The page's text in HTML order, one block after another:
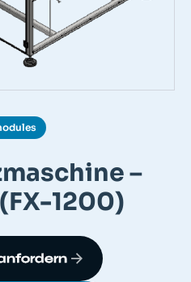
–
1200)